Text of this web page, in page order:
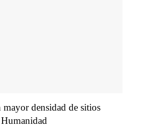
mayor densidad de sitios